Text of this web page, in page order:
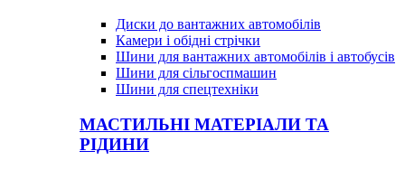
Диски до вантажних автомобілів
Камери і обідні стрічки
Шини для вантажних автомобілів і автобусів
Шини для сільгоспмашин
Шини для спецтехніки
МАСТИЛЬНІ МАТЕРІАЛИ ТА
РІДИНИ